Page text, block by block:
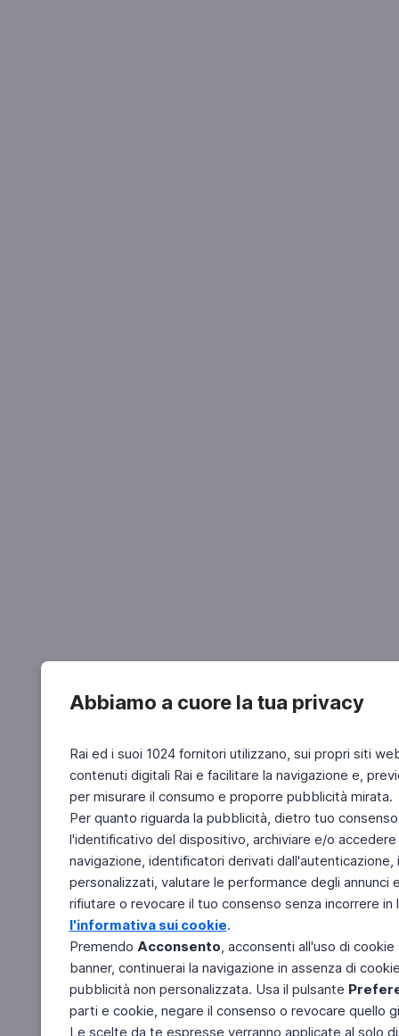
Abbiamo a cuore la tua privacy
Rai ed i suoi 1024 fornitori utilizzano, sui propri siti
contenuti digitali Rai e facilitare la navigazione e,
per misurare il consumo e proporre pubblicità mirata.
Per quanto riguarda la pubblicità, dietro tuo
l'identificativo del dispositivo, archiviare e/o
navigazione, identificatori derivati
personalizzati, valutare le performance degli
rifiutare o revocare il tuo consenso senza incorrere
l'informativa sui cookie.
Premendo Acconsento, acconsenti all'uso di
banner, continuerai la navigazione in assenza di
pubblicità non personalizzata. Usa il pulsante
parti e cookie, negare il consenso o revocare quello
Le scelte da te espresse verranno applicate al solo